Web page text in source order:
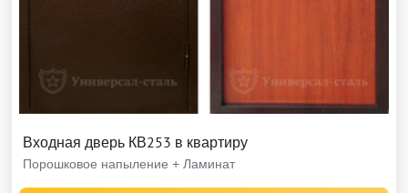
Входная дверь КВ253 в квартиру
Порошковое напыление + Ламинат